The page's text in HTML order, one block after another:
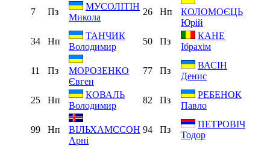
7 Пз
МУСОЛІТІН
Микола
26 Нп
КОЛОМОЄЦЬ
Юрій
34
Нп
ТАНЧИК
Володимир
50 Пз
КАНЕ
Ібрахім
11 Пз
МОРОЗЕНКО
Євген
77 Пз
ВАСІН
Денис
25 Нп
КОВАЛЬ
Володимир
82 Пз
РЕБЕНОК
Павло
99 Нп
ВІЛЬХАМССОН
Арні
94 Пз
ПЕТРОВІЧ
Тодор